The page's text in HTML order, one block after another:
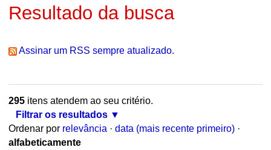
Resultado da busca
Assinar um RSS sempre atualizado.
295itens atendem ao seu critério.
Filtrar os resultados
Ordenar por relevância · data (mais recente primeiro) ·
alfabeticamente